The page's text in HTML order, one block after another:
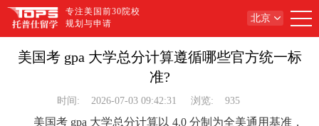
专注美国前30院校
规划与申请
北京
美国考 gpa 大学总分计算遵循哪些官方统一标
准?
时间: 2026-07-03 09:42:31 浏览: 935
美国考 gpa 大学总分计算以 4.0 分制为全美通用基准，